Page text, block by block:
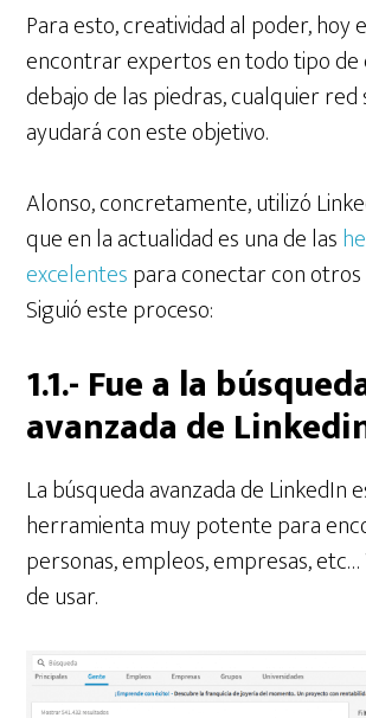
Para esto, creatividad al poder, hoy
encontrar expertos en todo tipo de
debajo de las piedras, cualquier red
ayudará con este objetivo.
Alonso, concretamente, utilizó
que en la actualidad es una de las
excelentespara conectar con
Siguió este proceso:
1.1.- Fue a la
avanzada de
La búsqueda avanzada de LinkedIn
herramienta muy potente para
personas, empleos, empresas,
de usar.